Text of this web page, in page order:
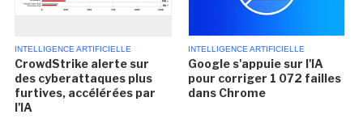
INTELLIGENCE ARTIFICIELLE
CrowdStrike alerte sur
des cyberattaques plus
furtives, accélérées par
l'IA
INTELLIGENCE ARTIFICIELLE
Google s'appuie sur l'IA
pour corriger 1 072 failles
dans Chrome